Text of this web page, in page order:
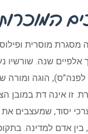
מסגרת מוסרית
שנה. שורשיו
(551–479 לפנה”ס), הוגה
זו אינה דת במובן
יסוד, שמעצבים
בין אדם למדינה.